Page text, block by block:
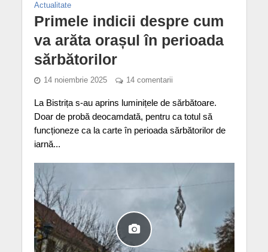
Actualitate
Primele indicii despre cum
va arăta orașul în perioada
sărbătorilor
14 noiembrie 2025 14 comentarii
La Bistrița s-au aprins luminițele de sărbătoare.
Doar de probă deocamdată, pentru ca totul să
funcționeze ca la carte în perioada sărbătorilor de
iarnă...